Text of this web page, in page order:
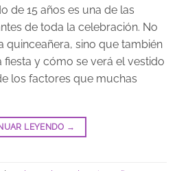
de 15 años es una de las
de toda la celebración. No
quinceañera, sino que también
fiesta y cómo se verá el vestido
los factores que muchas
LEYENDO →